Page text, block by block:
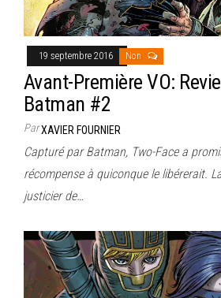
19 septembre 2016 Non
Avant-Première VO:
Batman #2
ParXAVIER FOURNIER
Capturé par Batman, Two-Face a
récompense à quiconque le libérerait.
justicier de…